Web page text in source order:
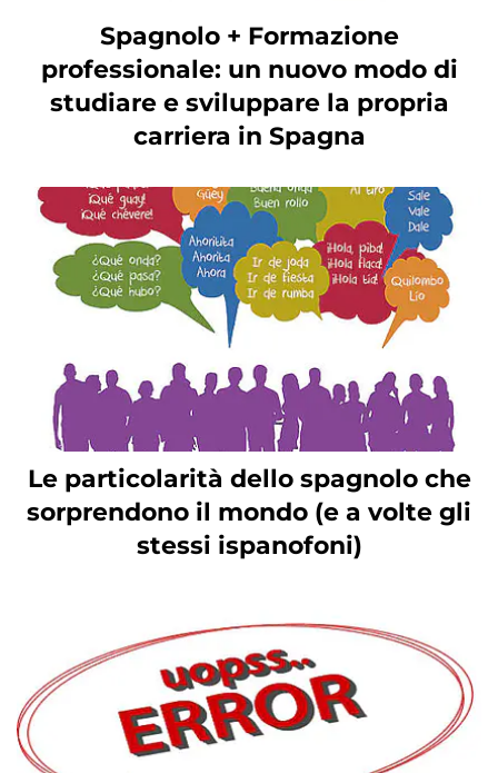
Spagnolo + Formazione
professionale: un nuovo modo di
studiare e sviluppare la propria
carriera in Spagna
Le particolarità dello spagnolo che
sorprendono il mondo (e a volte gli
stessi ispanofoni)